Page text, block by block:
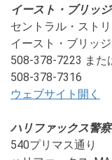
イースト・ブリッ
セントラル・スト
イースト・ブリッ
508-378-7223 また
508-378-7316
ウェブサイト 開く
ハリファックス警察
540プリマス通り